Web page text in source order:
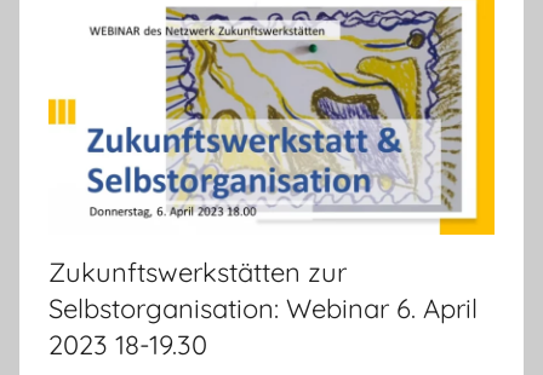
Zukunftswerkstätten zur
Selbstorganisation: Webinar 6. April
2023 18-19.30